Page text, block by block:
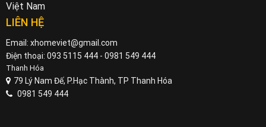
Việt Nam
LIÊN HỆ
Email: xhomeviet@gmail.com
Điện thoại: 093 5115 444 - 0981 549 444
Thanh Hóa
79 Lý Nam Đế, P.Hạc Thành, TP Thanh Hóa
0981 549 444